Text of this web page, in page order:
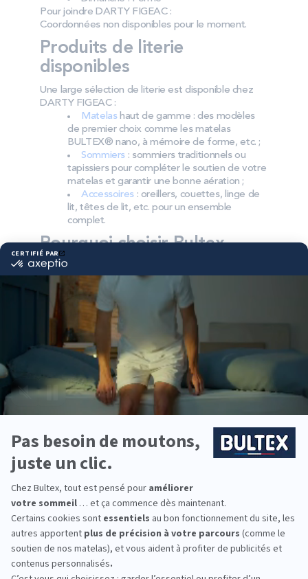
Pour joindre DARTY FIGEAC :
Coordonnées non disponibles pour le moment.
Produits de literie
disponibles
Une large sélection de literie est disponible chez
DARTY FIGEAC :
Matelashaut de gamme : des modèles
de premier choix comme les matelas
BULTEX® nano, à mémoire de forme, etc. ;
Sommiers : sommiers traditionnels ou
tapissiers pour compléter le soutien de votre
matelas et garantir une bonne aération ;
Accessoires: oreillers, couettes, linge de
lit, têtes de lit, etc. pour un ensemble
complet.
Pourquoi choisir Bultex
comme literie ?
Bultex est l’une des marques de literie les plus
détenues par les Français*. Un savoir‑faire reconnu
et des matériaux maîtrisés, au service du confort
nuit après nuit.
Du moelleux au très ferme, la gamme Bultex
couvre de nombreuses sensations. Associez votre
matelas à un sommier adapté pour optimiser le
soutien et la longévité de l’ensemble.
Pour équiper toute la famille, vous trouverez des
formats et conforts adaptés aux adultes,
adolescents et enfants. De quoi répondre à chaque
morphologie et à chaque habitude de couchage.
*Marque la plus détenue: 18 599 personnes
interrogées de février 2019 à mars 2025. Institut
Iligo.
DARTY FIGEAC : essayez
avant d’acheter
Passez en magasin pour tester plusieurs matelas
Bultex. Allongez‑vous, changez de position,
comparez les fermetés. Quelques minutes
suffisent pour affiner votre choix.